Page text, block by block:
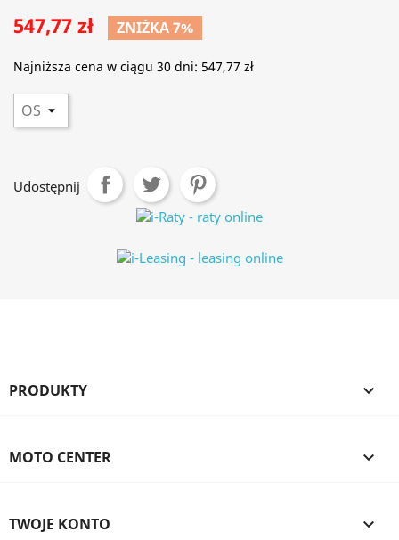
547,77 zł ZNIŻKA 7%
Najniższa cena w ciągu 30 dni: 547,77 zł
Udostępnij
PRODUKTY 
MOTO CENTER 
TWOJE KONTO 